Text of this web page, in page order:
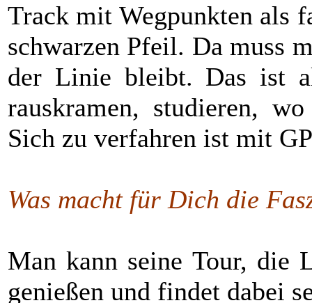
Track mit Wegpunkten als
schwarzen Pfeil. Da muss
der Linie bleibt. Das ist
rauskramen, studieren,
Sich zu verfahren ist mit
Was macht für Dich die
Man kann seine Tour, die
genießen und findet dabei